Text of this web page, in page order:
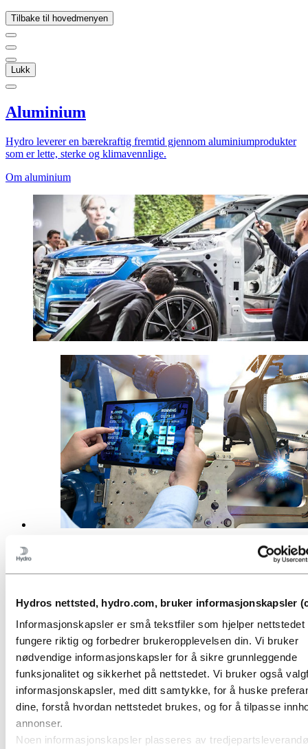
Hydros nettsted, hydro.com, bruker informasjonskapsler
Informasjonskapsler er små tekstfiler som hjelper nettstedet
fungere riktig og forbedrer brukeropplevelsen din. Vi bruker
nødvendige informasjonskapsler for å sikre grunnleggende
funksjonalitet og sikkerhet på nettstedet. Vi bruker også
informasjonskapsler, med ditt samtykke, for å huske
dine, forstå hvordan nettstedet brukes, og for å tilpasse
annonser.
Noen informasjonskapsler plasseres av
Tilbake til hovedmenyen
Lukk
Aluminium
Hydro leverer en bærekraftig fremtid gjennom aluminiumprodukter
som er lette, sterke og klimavennlige.
Om aluminium